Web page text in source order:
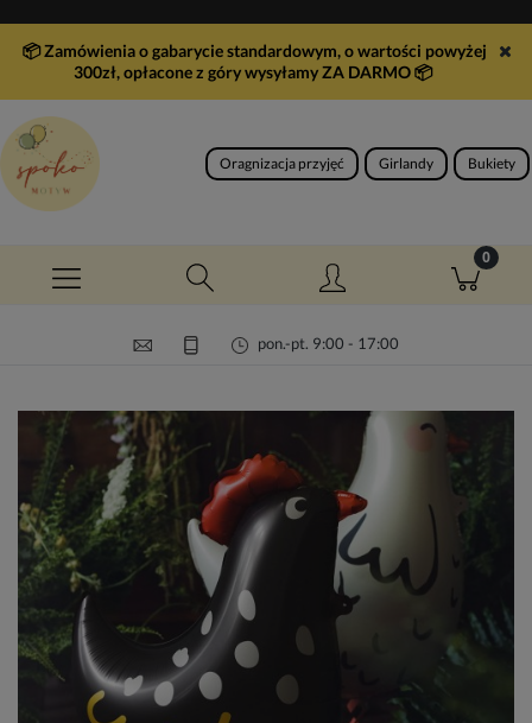
📦 Zamówienia o gabarycie standardowym, o wartości powyżej
300zł, opłacone z góry wysyłamy ZA DARMO📦
Oragnizacja przyjęć Girlandy Bukiety
pon.-pt. 9:00 - 17:00